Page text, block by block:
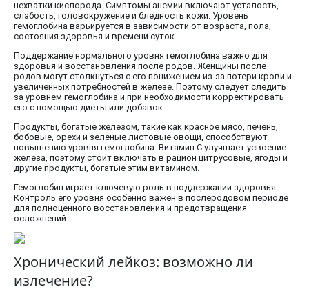
нехватки кислорода. Симптомы анемии включают усталость,
слабость, головокружение и бледность кожи. Уровень
гемоглобина варьируется в зависимости от возраста, пола,
состояния здоровья и времени суток.
Поддержание нормального уровня гемоглобина важно для
здоровья и восстановления после родов. Женщины после
родов могут столкнуться с его понижением из-за потери крови и
увеличенных потребностей в железе. Поэтому следует следить
за уровнем гемоглобина и при необходимости корректировать
его с помощью диеты или добавок.
Продукты, богатые железом, такие как красное мясо, печень,
бобовые, орехи и зеленые листовые овощи, способствуют
повышению уровня гемоглобина. Витамин C улучшает усвоение
железа, поэтому стоит включать в рацион цитрусовые, ягоды и
другие продукты, богатые этим витамином.
Гемоглобин играет ключевую роль в поддержании здоровья.
Контроль его уровня особенно важен в послеродовом периоде
для полноценного восстановления и предотвращения
осложнений.
Хронический лейкоз: возможно ли
излечение?